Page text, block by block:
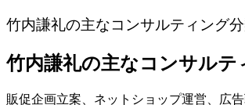
竹内謙礼の主なコンサルティング
竹内謙礼の主なコンサルテ
販促企画立案、ネットショップ運営、広告